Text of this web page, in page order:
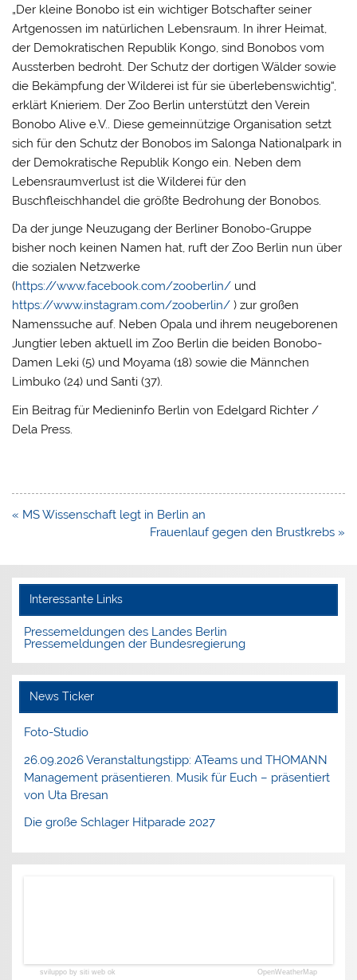
„Der kleine Bonobo ist ein wichtiger Botschafter seiner
Artgenossen im natürlichen Lebensraum. In ihrer Heimat,
der Demokratischen Republik Kongo, sind Bonobos vom
Aussterben bedroht. Der Schutz der dortigen Wälder sowie
die Bekämpfung der Wilderei ist für sie überlebenswichtig“,
erklärt Knieriem. Der Zoo Berlin unterstützt den Verein
Bonobo Alive e.V.. Diese gemeinnützige Organisation setzt
sich für den Schutz der Bonobos im Salonga Nationalpark in
der Demokratische Republik Kongo ein. Neben dem
Lebensraumverlust ist die Wilderei für den
Buschfleischhandel die größte Bedrohung der Bonobos.
Da der junge Neuzugang der Berliner Bonobo-Gruppe
bisher noch keinen Namen hat, ruft der Zoo Berlin nun über
die sozialen Netzwerke
(https://www.facebook.com/zooberlin/ und
https://www.instagram.com/zooberlin/ ) zur großen
Namenssuche auf. Neben Opala und ihrem neugeborenen
Jungtier leben aktuell im Zoo Berlin die beiden Bonobo-
Damen Leki (5) und Moyama (18) sowie die Männchen
Limbuko (24) und Santi (37).
Ein Beitrag für Medieninfo Berlin von Edelgard Richter /
Dela Press.
Beitragsnavigation
« MS Wissenschaft legt in Berlin an
Frauenlauf gegen den Brustkrebs »
Interessante Links
Pressemeldungen des Landes Berlin
Pressemeldungen der Bundesregierung
News Ticker
Foto-Studio
26.09.2026 Veranstaltungstipp: ATeams und THOMANN
Management präsentieren. Musik für Euch – präsentiert
von Uta Bresan
Die große Schlager Hitparade 2027
sviluppo by siti web ok OpenWeatherMap